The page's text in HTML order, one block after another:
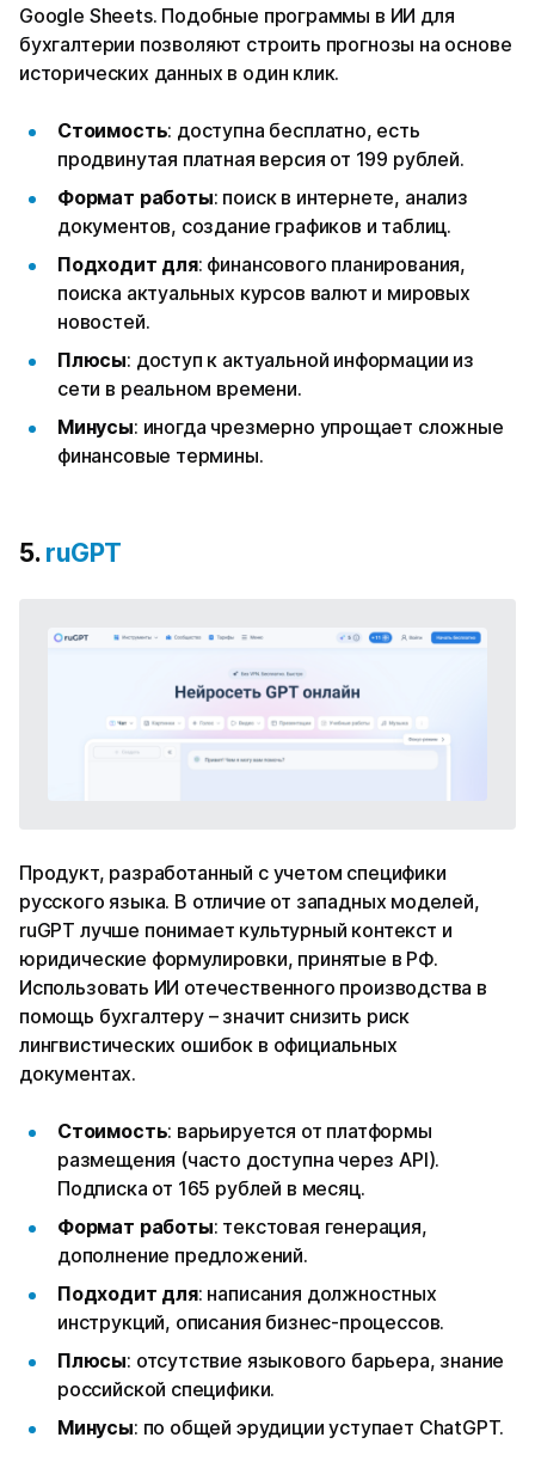
Google Sheets. Подобные программы в ИИ для
бухгалтерии позволяют строить прогнозы на основе
исторических данных в один клик.
Стоимость: доступна бесплатно, есть
продвинутая платная версия от 199 рублей.
Формат работы: поиск в интернете, анализ
документов, создание графиков и таблиц.
Подходит для: финансового планирования,
поиска актуальных курсов валют и мировых
новостей.
Плюсы: доступ к актуальной информации из
сети в реальном времени.
Минусы: иногда чрезмерно упрощает сложные
финансовые термины.
5. ruGPT
Продукт, разработанный с учетом специфики
русского языка. В отличие от западных моделей,
ruGPT лучше понимает культурный контекст и
юридические формулировки, принятые в РФ.
Использовать ИИ отечественного производства в
помощь бухгалтеру – значит снизить риск
лингвистических ошибок в официальных
документах.
Стоимость: варьируется от платформы
размещения (часто доступна через API).
Подписка от 165 рублей в месяц.
Формат работы: текстовая генерация,
дополнение предложений.
Подходит для: написания должностных
инструкций, описания бизнес-процессов.
Плюсы: отсутствие языкового барьера, знание
российской специфики.
Минусы: по общей эрудиции уступает ChatGPT.